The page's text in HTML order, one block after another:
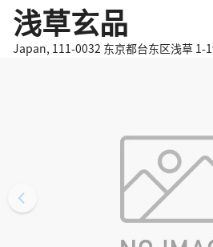
浅草玄品
Japan, 111-0032 东京都台东区浅草 1-